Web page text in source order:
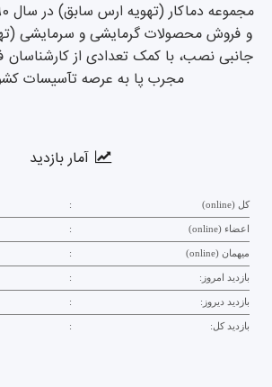
و فروش محصولات گرمایشی و سرمایشی
جانبی نصب، با کمک تعدادی از
مجرب پا به عرصه تآسیسات
آمار بازدید
کل (online) :
اعضاء (online) :
میهمان (online) :
بازدید امروز: :
بازدید دیروز: :
بازدید کل: :